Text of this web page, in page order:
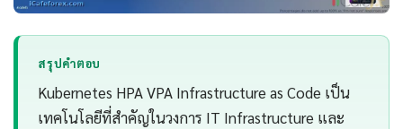
สรุปคำตอบ
Kubernetes HPA VPA Infrastructure as Code เป็น
เทคโนโลยีที่สำคัญในวงการ IT Infrastructure และ